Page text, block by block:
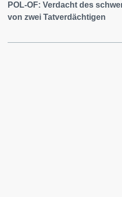
POL-OF: Verdacht des
von zwei Tatverdächtigen